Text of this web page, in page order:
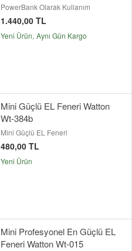
PowerBank Olarak Kullanım
1.440,00 TL
Yeni Ürün Aynı Gün Kargo
Mini Güçlü EL Feneri Watton
Wt-384b
Mini Güçlü EL Feneri
480,00 TL
Yeni Ürün
Mini Profesyonel En Güçlü EL
Feneri Watton Wt-015